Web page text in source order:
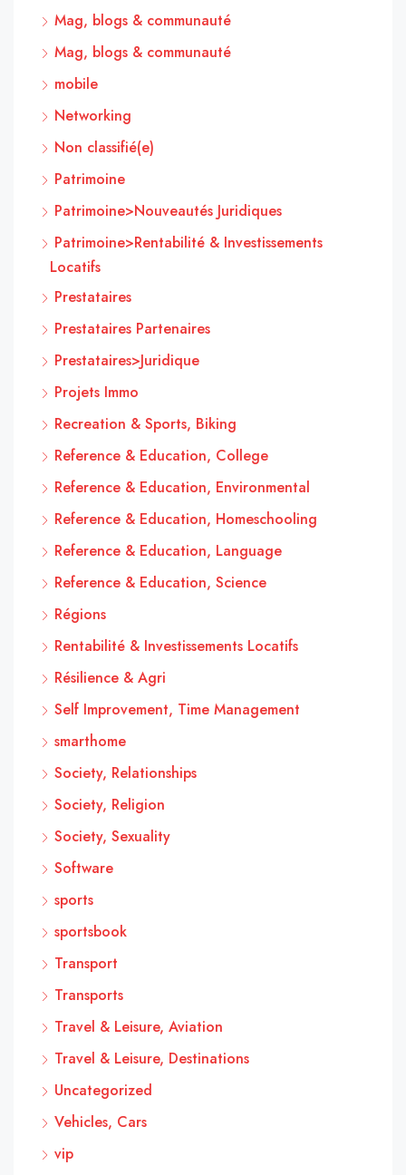
Mag, blogs & communauté
Mag, blogs & communauté
mobile
Networking
Non classifié(e)
Patrimoine
Patrimoine>Nouveautés Juridiques
Patrimoine>Rentabilité & Investissements
Locatifs
Prestataires
Prestataires Partenaires
Prestataires>Juridique
Projets Immo
Recreation & Sports, Biking
Reference & Education, College
Reference & Education, Environmental
Reference & Education, Homeschooling
Reference & Education, Language
Reference & Education, Science
Régions
Rentabilité & Investissements Locatifs
Résilience & Agri
Self Improvement, Time Management
smarthome
Society, Relationships
Society, Religion
Society, Sexuality
Software
sports
sportsbook
Transport
Transports
Travel & Leisure, Aviation
Travel & Leisure, Destinations
Uncategorized
Vehicles, Cars
vip